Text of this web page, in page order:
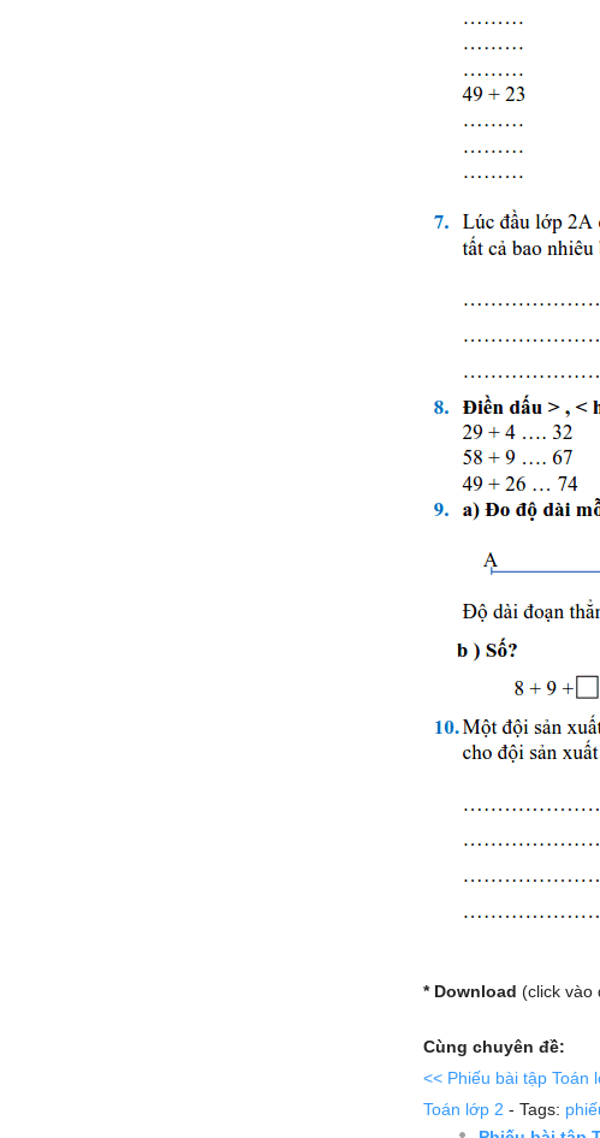
* Download (click vào
Cùng chuyên đề:
<< Phiếu bài tập Toán
Toán lớp 2 - Tags: